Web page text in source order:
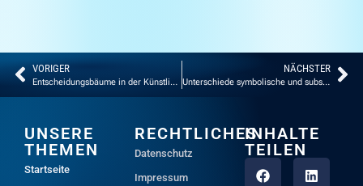
VORIGER
Entscheidungsbäume in der Künstlichen Intelligenz
NÄCHSTER
Unterschiede symbolische und subsymbolische KI einfach erklärt
UNSERE
THEMEN
Startseite
RECHTLICHES
Datenschutz
Impressum
INHALTE
TEILEN